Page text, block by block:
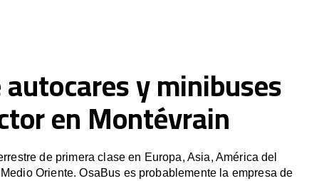
y minibuses
en Montévrain
de primera clase en Europa, Asia, América del
Oriente. OsaBus es probablemente la empresa de